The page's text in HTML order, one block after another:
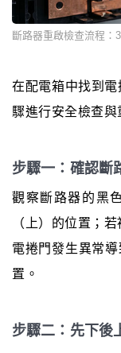
斷路器重啟檢查流程：
在配電箱中找到
驟進行安全檢查與
步驟一：確認斷
觀察斷路器的黑
（上）的位置；
電捲門發生異常
置。
步驟二：先下後